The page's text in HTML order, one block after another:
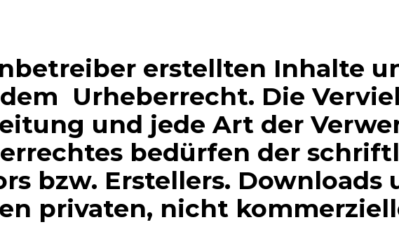
erstellten Inhalte
Urheberrecht. Die
und jede Art der
bedürfen der
bzw. Erstellers. Downloads
privaten, nicht